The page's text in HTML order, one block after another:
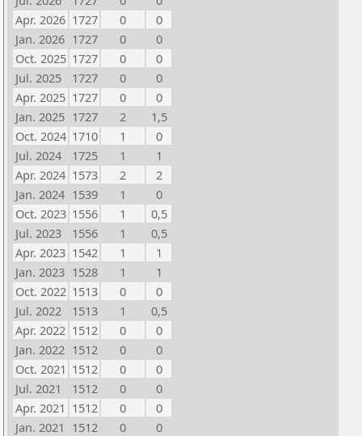
Apr. 2026 1727 0
0
Jan. 2026 1727 0
0
Oct. 2025 1727 0
0
Jul. 2025
1727 0
0
Apr. 2025 1727 0
0
Jan. 2025 1727 2
1,5
Oct. 2024 1710 1
0
Jul. 2024
1725 1
1
Apr. 2024 1573 2
2
Jan. 2024 1539 1
0
Oct. 2023 1556 1
0,5
Jul. 2023
1556 1
0,5
Apr. 2023 1542 1
1
Jan. 2023 1528 1
1
Oct. 2022 1513 0
0
Jul. 2022
1513 1
0,5
Apr. 2022 1512 0
0
Jan. 2022 1512 0
0
Oct. 2021 1512 0
0
Jul. 2021
1512 0
0
Apr. 2021 1512 0
0
Jan. 2021 1512 0
0